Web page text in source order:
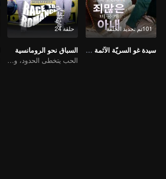
101تم تجديد الحلقة
سيدة غو السريّة الآثمة (النسخة الكورية)
حلقة 24
السباق نحو الرومانسية
الحب يتخطى الحدود، والمجد متحد كشركاء